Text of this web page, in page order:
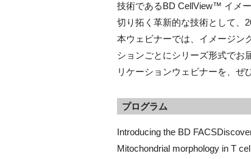
技術であるBD CellView™ イメ
切り拓く革新的な技術として、
本ウェビナーでは、イメージン
ションごとにシリーズ形式でお
リケーションウェビナーを、ぜ
プログラム
Introducing the BD
Mitochondrial morphology in T